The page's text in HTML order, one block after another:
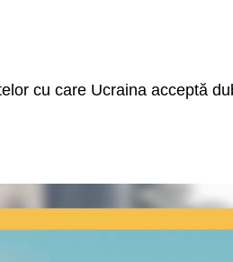
cu care Ucraina acceptă